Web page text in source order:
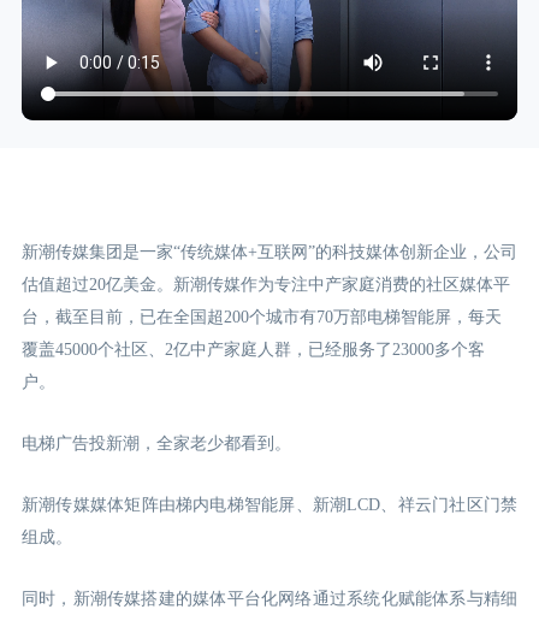
新潮传媒集团是一家“传统媒体+互联网”的科技媒体创新企业，公司
估值超过20亿美金。新潮传媒作为专注中产家庭消费的社区媒体平
台，截至目前，已在全国超200个城市有70万部电梯智能屏，每天
覆盖45000个社区、2亿中产家庭人群，已经服务了23000多个客
户。
电梯广告投新潮，全家老少都看到。
新潮传媒媒体矩阵由梯内电梯智能屏、新潮LCD、祥云门社区门禁
组成。
同时，新潮传媒搭建的媒体平台化网络通过系统化赋能体系与精细